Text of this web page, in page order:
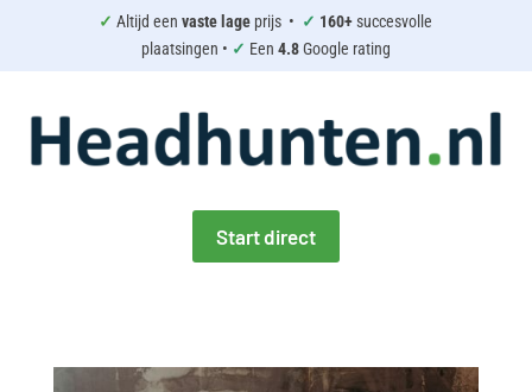
✓ Altijd eenvaste lage prijs • ✓ 160+succesvolle
plaatsingen • ✓ Een 4.8Google rating
Start direct